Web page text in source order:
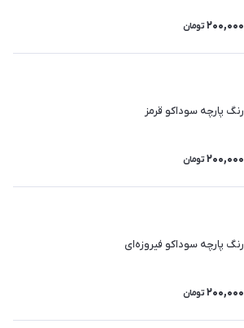
200,000 تومان
رنگ پارچه سوداکو قرمز
200,000 تومان
رنگ پارچه سوداکو فیروزه‌ای
200,000 تومان